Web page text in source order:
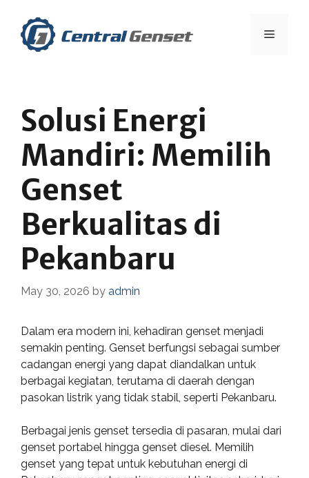
content
Menu
Solusi Energi
Mandiri: Memilih
Genset
Berkualitas di
Pekanbaru
May 30, 2026 by admin
Dalam era modern ini, kehadiran genset menjadi
semakin penting. Genset berfungsi sebagai sumber
cadangan energi yang dapat diandalkan untuk
berbagai kegiatan, terutama di daerah dengan
pasokan listrik yang tidak stabil, seperti Pekanbaru.
Berbagai jenis genset tersedia di pasaran, mulai dari
genset portabel hingga genset diesel. Memilih
genset yang tepat untuk kebutuhan energi di